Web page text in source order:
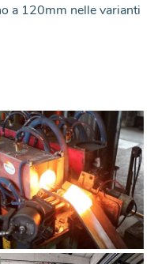
a 120mm nelle varianti